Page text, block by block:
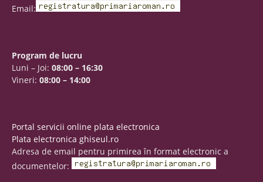
Email:
Program de lucru
Luni – Joi: 08:00 – 16:30
Vineri: 08:00 – 14:00
Portal servicii online plata electronica
Plata electronica ghiseul.ro
Adresa de email pentru primirea în format electronic a
documentelor: